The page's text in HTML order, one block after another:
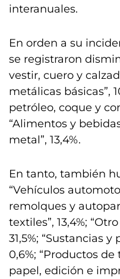
interanuales.
En orden a su
se registraron
vestir, cuero y
metálicas básicas”,
petróleo, coque y
“Alimentos y
metal”, 13,4%.
En tanto, también
“Vehículos
remolques y
textiles”, 13,4%;
31,5%; “Sustancias
0,6%; “Productos de
papel, edición e